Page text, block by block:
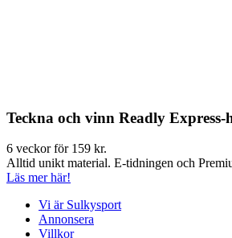
Teckna och vinn Readly Express-
6 veckor för 159 kr.
Alltid unikt material. E-tidningen och
Läs mer här!
Vi är Sulkysport
Annonsera
Villkor